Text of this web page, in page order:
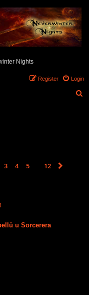
Nights
Login
Register
12
3 4 5 12
u Sorcerera